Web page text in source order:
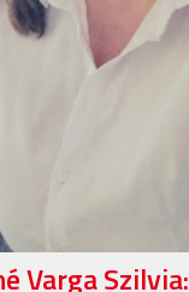
Varga Szilvia: